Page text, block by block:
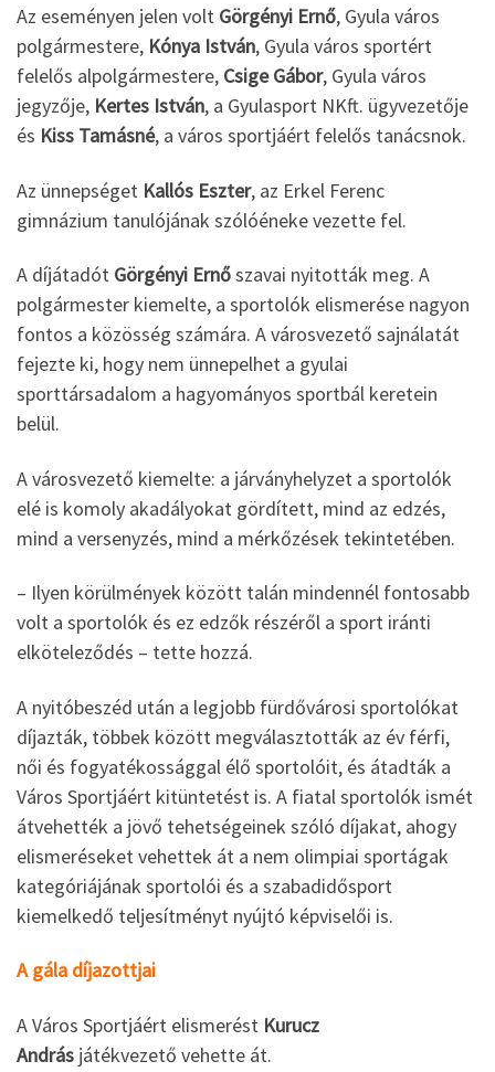
Az eseményen jelen volt Görgényi Ernő, Gyula város
polgármestere, Kónya István, Gyula város sportért
felelős alpolgármestere, Csige Gábor, Gyula város
jegyzője, Kertes István, a Gyulasport NKft. ügyvezetője
és Kiss Tamásné, a város sportjáért felelős tanácsnok.
Az ünnepséget Kallós Eszter, az Erkel Ferenc
gimnázium tanulójának szólóéneke vezette fel.
A díjátadót Görgényi Ernőszavai nyitották meg. A
polgármester kiemelte, a sportolók elismerése nagyon
fontos a közösség számára. A városvezető sajnálatát
fejezte ki, hogy nem ünnepelhet a gyulai
sporttársadalom a hagyományos sportbál keretein
belül.
A városvezető kiemelte: a járványhelyzet a sportolók
elé is komoly akadályokat gördített, mind az edzés,
mind a versenyzés, mind a mérkőzések tekintetében.
– Ilyen körülmények között talán mindennél fontosabb
volt a sportolók és ez edzők részéről a sport iránti
elköteleződés – tette hozzá.
A nyitóbeszéd után a legjobb fürdővárosi sportolókat
díjazták, többek között megválasztották az év férfi,
női és fogyatékossággal élő sportolóit, és átadták a
Város Sportjáért kitüntetést is. A fiatal sportolók ismét
átvehették a jövő tehetségeinek szóló díjakat, ahogy
elismeréseket vehettek át a nem olimpiai sportágak
kategóriájának sportolói és a szabadidősport
kiemelkedő teljesítményt nyújtó képviselői is.
A gála díjazottjai
A Város Sportjáért elismerést Kurucz
András játékvezető vehette át.